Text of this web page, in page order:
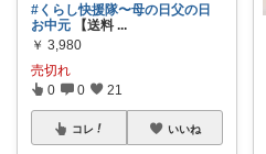
#くらし快援隊〜母の日父の日
お中元 【送料 ...
￥ 3,980
売切れ
0 0 21
コレ いいね